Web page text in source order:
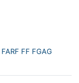
FARF FF FGAG